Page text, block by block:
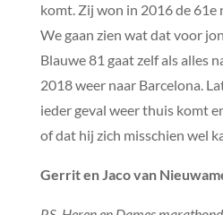
komt. Zij won in 2016 de 61e
We gaan zien wat dat voor
Blauwe 81 gaat zelf als alles
2018 weer naar Barcelona.
ieder geval weer thuis komt
of dat hij zich misschien wel
Gerrit en Jaco van